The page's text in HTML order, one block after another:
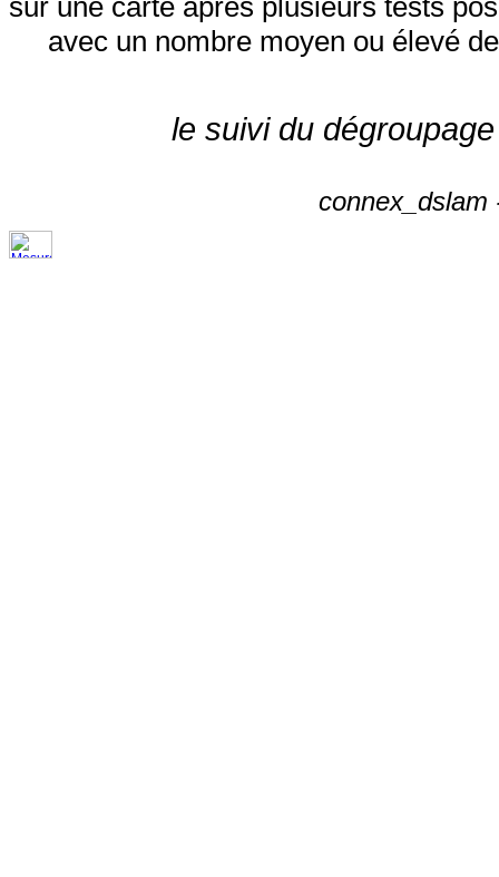
avec un nombre moyen ou élevé
le suivi du
connex_dslam